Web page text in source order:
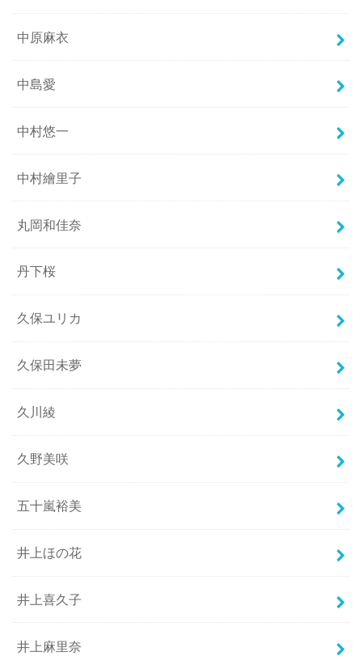
中原麻衣
中島愛
中村悠一
中村繪里子
丸岡和佳奈
丹下桜
久保ユリカ
久保田未夢
久川綾
久野美咲
五十嵐裕美
井上ほの花
井上喜久子
井上麻里奈